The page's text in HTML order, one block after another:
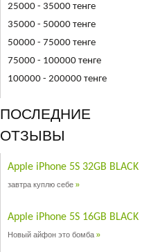
25000 - 35000 тенге
35000 - 50000 тенге
50000 - 75000 тенге
75000 - 100000 тенге
100000 - 200000 тенге
ПОСЛЕДНИЕ
ОТЗЫВЫ
Apple iPhone 5S 32GB BLACK
завтра куплю себе »
Apple iPhone 5S 16GB BLACK
Новый айфон это бомба »